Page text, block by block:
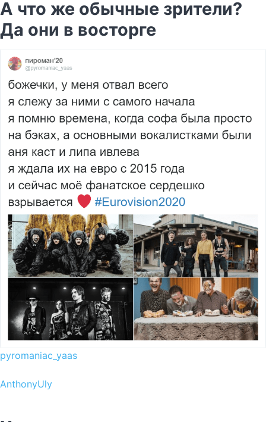
А что же обычные зрители?
Да они в восторге
pyromaniac_yaas
AnthonyUly